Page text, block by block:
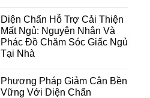
Diện Chẩn Hỗ Trợ Cải Thiện
Mất Ngủ: Nguyên Nhân Và
Phác Đồ Chăm Sóc Giấc Ngủ
Tại Nhà
Phương Pháp Giảm Cân Bền
Vững Với Diện Chẩn